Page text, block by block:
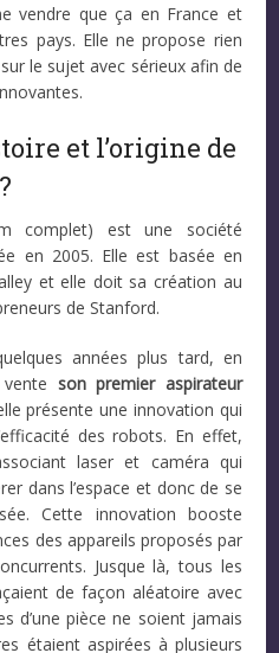
vendre que ça en France et
pays. Elle ne propose rien
le sujet avec sérieux afin de
et l’origine de
complet) est une société
en 2005. Elle est basée en
et elle doit sa création au
de Stanford.
années plus tard, en
son premier aspirateur
présente une innovation qui
des robots. En effet,
laser et caméra qui
dans l’espace et donc de se
Cette innovation booste
des appareils proposés par
Jusque là, tous les
de façon aléatoire avec
d’une pièce ne soient jamais
étaient aspirées à plusieurs